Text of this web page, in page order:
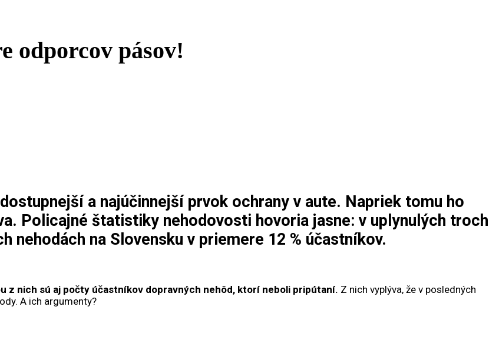
odporcov pásov!
a najúčinnejší prvok ochrany v aute. Napriek tomu ho
Policajné štatistiky nehodovosti hovoria jasne: v uplynulých troch
nehodách na Slovensku v priemere 12 % účastníkov.
z nich sú aj počty účastníkov dopravných nehôd, ktorí neboli pripútaní. Z nich vyplýva, že v posledných
A ich argumenty?